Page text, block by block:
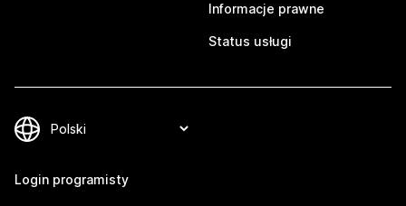
Informacje prawne
Status usługi
Login programisty